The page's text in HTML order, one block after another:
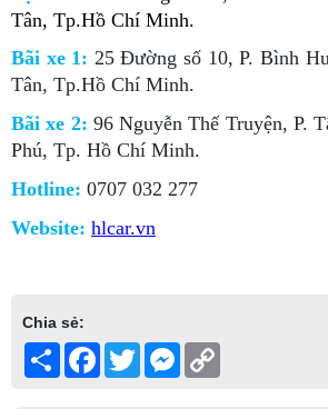
Tân, Tp.Hồ Chí Minh.
Bãi xe 1: 25 Đường số 10, P. Bình
Tân, Tp.Hồ Chí Minh.
Bãi xe 2: 96 Nguyễn Thế Truyện, P.
Phú, Tp. Hồ Chí Minh.
Hotline: 0707 032 277
Website: hlcar.vn
Chia sẻ:
Share Facebook
TwitterMessenger